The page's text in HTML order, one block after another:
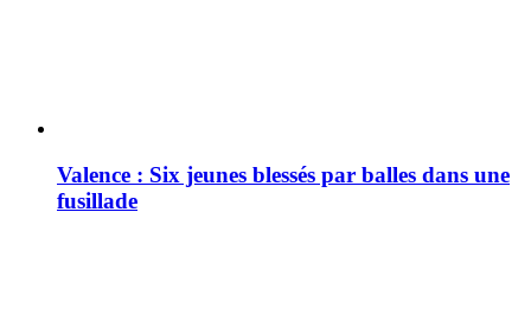
Valence : Six jeunes blessés par balles dans une
fusillade